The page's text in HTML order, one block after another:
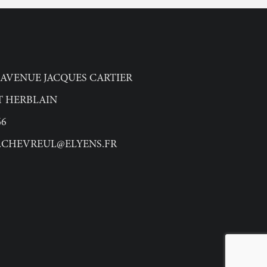
JACQUES CARTIER
HERBLAIN